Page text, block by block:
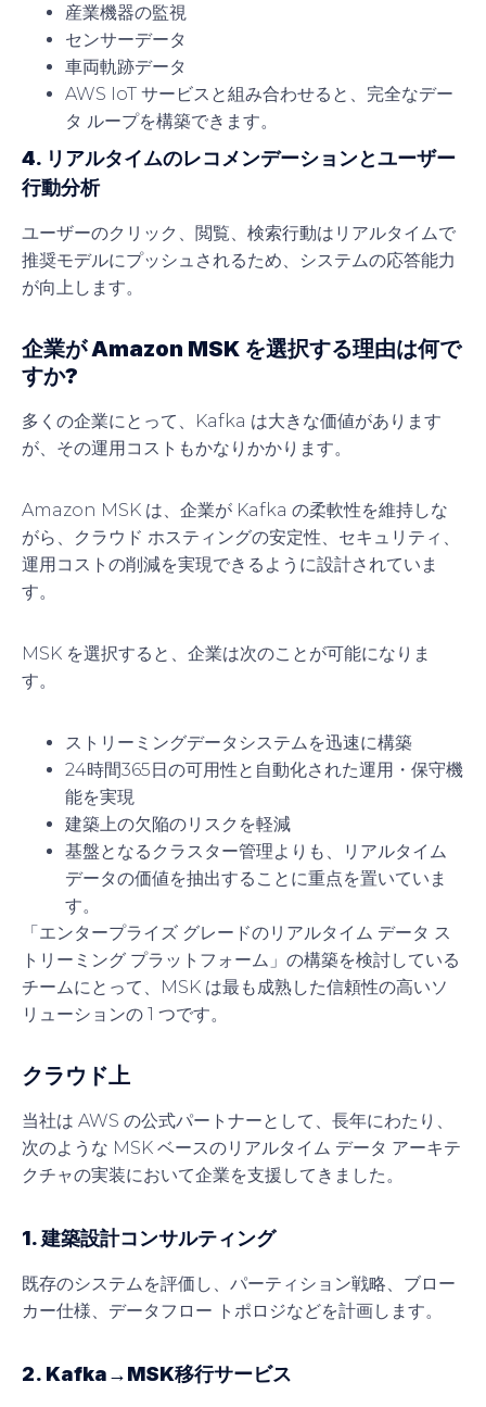
産業機器の監視
センサーデータ
車両軌跡データ
AWS IoT サービスと組み合わせると、完全なデー
タ ループを構築できます。
4. リアルタイムのレコメンデーションとユーザー
行動分析
ユーザーのクリック、閲覧、検索行動はリアルタイムで
推奨モデルにプッシュされるため、システムの応答能力
が向上します。
企業が Amazon MSK を選択する理由は何で
すか?
多くの企業にとって、Kafka は大きな価値があります
が、その運用コストもかなりかかります。
Amazon MSK は、企業が Kafka の柔軟性を維持しな
がら、クラウド ホスティングの安定性、セキュリティ、
運用コストの削減を実現できるように設計されていま
す。
MSK を選択すると、企業は次のことが可能になりま
す。
ストリーミングデータシステムを迅速に構築
24時間365日の可用性と自動化された運用・保守機
能を実現
建築上の欠陥のリスクを軽減
基盤となるクラスター管理よりも、リアルタイム
データの価値を抽出することに重点を置いていま
す。
「エンタープライズ グレードのリアルタイム データ ス
トリーミング プラットフォーム」の構築を検討している
チームにとって、MSK は最も成熟した信頼性の高いソ
リューションの 1 つです。
クラウド上
当社は AWS の公式パートナーとして、長年にわたり、
次のような MSK ベースのリアルタイム データ アーキテ
クチャの実装において企業を支援してきました。
1. 建築設計コンサルティング
既存のシステムを評価し、パーティション戦略、ブロー
カー仕様、データフロー トポロジなどを計画します。
2. Kafka→MSK移行サービス